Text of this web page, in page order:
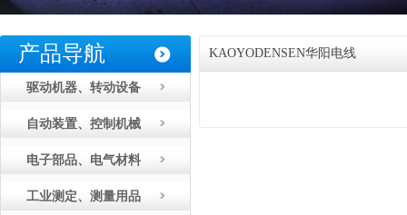
产品导航
驱动机器、转动设备
自动装置、控制机械
电子部品、电气材料
工业测定、测量用品
KAOYODENSEN华阳电线